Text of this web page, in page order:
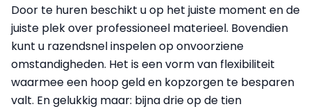
Door te huren beschikt u op het juiste moment en de
juiste plek over professioneel materieel. Bovendien
kunt u razendsnel inspelen op onvoorziene
omstandigheden. Het is een vorm van flexibiliteit
waarmee een hoop geld en kopzorgen te besparen
valt. En gelukkig maar: bijna drie op de tien